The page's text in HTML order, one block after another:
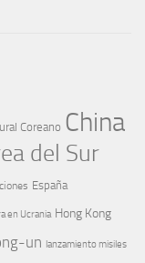
Coreano China
del Sur
España
en Ucrania Hong Kong
un lanzamiento misiles